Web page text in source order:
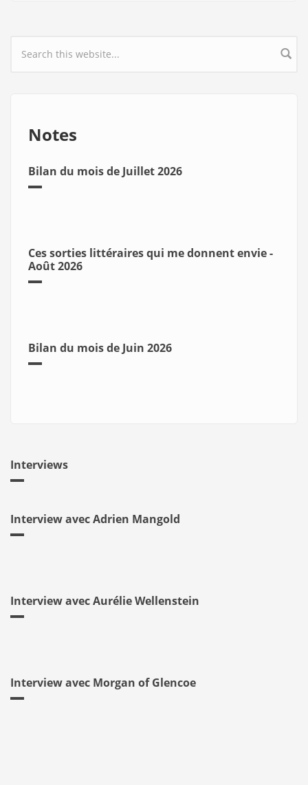
Search form
Notes
Bilan du mois de Juillet 2026
Ces sorties littéraires qui me donnent envie -
Août 2026
Bilan du mois de Juin 2026
Interviews
Interview avec Adrien Mangold
Interview avec Aurélie Wellenstein
Interview avec Morgan of Glencoe